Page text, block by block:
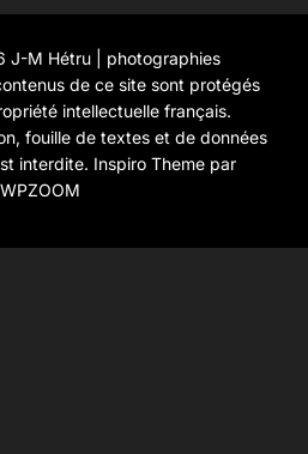
M Hétru | photographies
de ce site sont protégés
intellectuelle français.
fouille de textes et de données
interdite. Inspiro Themepar
WPZOOM